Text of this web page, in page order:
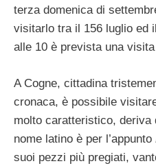
terza domenica di
visitarlo tra il 156 luglio ed
alle 10 è prevista una
A Cogne, cittadina
cronaca, è possibile
molto caratteristico, deriva
nome latino è per l’appunto
suoi pezzi più pregiati,